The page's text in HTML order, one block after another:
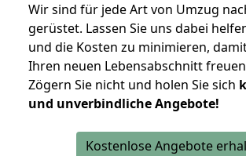
Wir sind für jede Art von Umzug
gerüstet. Lassen Sie uns dabei
und die Kosten zu minimieren,
Ihren neuen Lebensabschnitt
Zögern Sie nicht und holen Sie sich
und unverbindliche Angebote!
Kostenlose Angebote